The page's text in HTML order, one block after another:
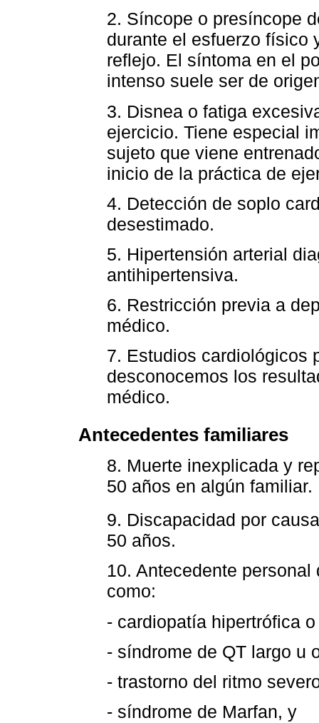
2. Síncope o presíncope
durante el esfuerzo físico
reflejo. El síntoma en el
intenso suele ser de
3. Disnea o fatiga
ejercicio. Tiene especial
sujeto que viene
inicio de la práctica de
4. Detección de soplo
desestimado.
5. Hipertensión arterial
antihipertensiva.
6. Restricción previa a
médico.
7. Estudios cardiológicos
desconocemos los
médico.
Antecedentes familiares
8. Muerte inexplicada y
50 años en algún familiar.
9. Discapacidad por
50 años.
10. Antecedente
como:
- cardiopatía hipertrófica
- síndrome de QT largo u
- trastorno del ritmo
- síndrome de Marfan, y